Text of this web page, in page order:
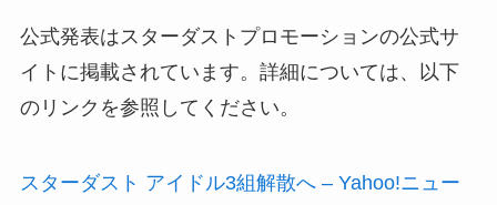
公式発表はスターダストプロモーションの公式サ
イトに掲載されています。詳細については、以下
のリンクを参照してください。
スターダスト アイドル3組解散へ – Yahoo!ニュー